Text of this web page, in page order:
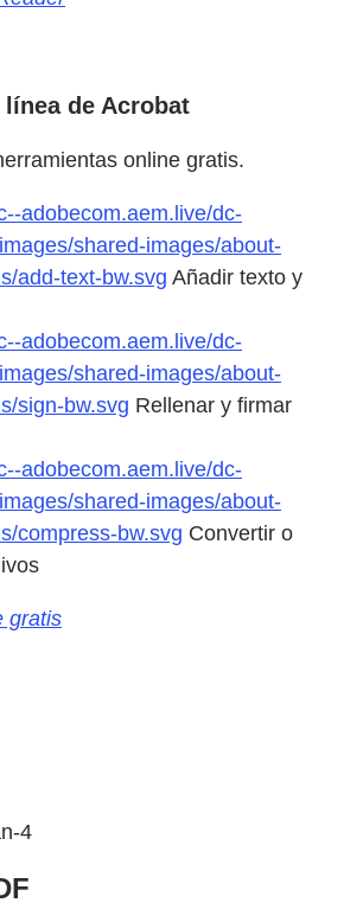
de Acrobat
online gratis.
adobecom.aem.live/dc-
shared-images/about-
add-text-bw.svg Añadir texto y
adobecom.aem.live/dc-
shared-images/about-
sign-bw.svg Rellenar y firmar
adobecom.aem.live/dc-
shared-images/about-
compress-bw.svg Convertir o
gratis
4